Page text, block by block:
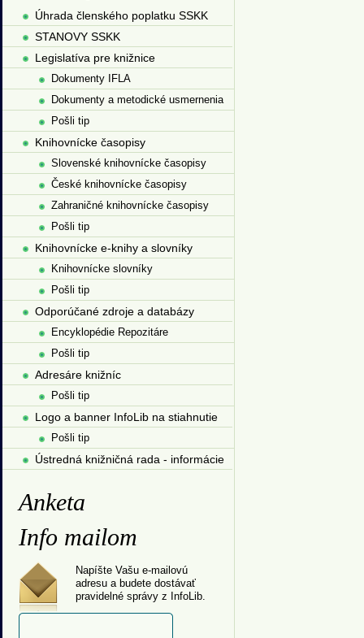
Úhrada členského poplatku SSKK
STANOVY SSKK
Legislatíva pre knižnice
Dokumenty IFLA
Dokumenty a metodické usmernenia
Pošli tip
Knihovnícke časopisy
Slovenské knihovnícke časopisy
České knihovnícke časopisy
Zahraničné knihovnícke časopisy
Pošli tip
Knihovnícke e-knihy a slovníky
Knihovnícke slovníky
Pošli tip
Odporúčané zdroje a databázy
Encyklopédie Repozitáre
Pošli tip
Adresáre knižníc
Pošli tip
Logo a banner InfoLib na stiahnutie
Pošli tip
Ústredná knižničná rada - informácie
Anketa
Info mailom
Napíšte Vašu e-mailovú
adresu a budete dostávať
pravidelné správy z InfoLib.